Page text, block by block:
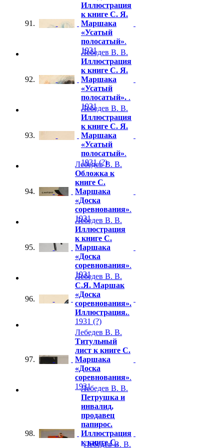
91.
Иллюстрация
к книге С. Я.
Маршака
«Усатый
полосатый».
1931
92.
Лебедев В. В.
Иллюстрация
к книге С. Я.
Маршака
«Усатый
полосатый». .
1931
93.
Лебедев В. В.
Иллюстрация
к книге С. Я.
Маршака
«Усатый
полосатый».
1931 (?)
94.
Лебедев В. В.
Обложка к
книге С.
Маршака
«Доска
соревнования».
1931
95.
Лебедев В. В.
Иллюстрация
к книге С.
Маршака
«Доска
соревнования».
1931
96.
Лебедев В. В.
С.Я. Маршак
«Доска
соревнования».
Иллюстрация..
1931 (?)
97.
Лебедев В. В.
Титульный
лист к книге С.
Маршака
«Доска
соревнования».
1931
98.
Лебедев В. В.
Петрушка и
инвалид,
продавец
папирос.
Иллюстрация
к книге С.
Лебедев В. В.